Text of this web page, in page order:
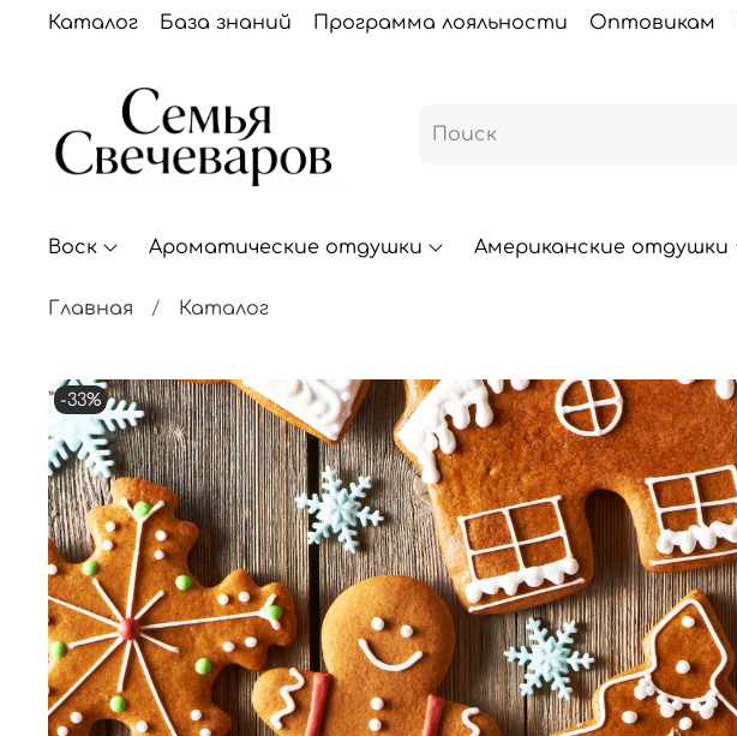
Каталог База знаний Программа лояльности Оптовикам
Воск Ароматические отдушки Американские отдушки
Главная Каталог
-33%